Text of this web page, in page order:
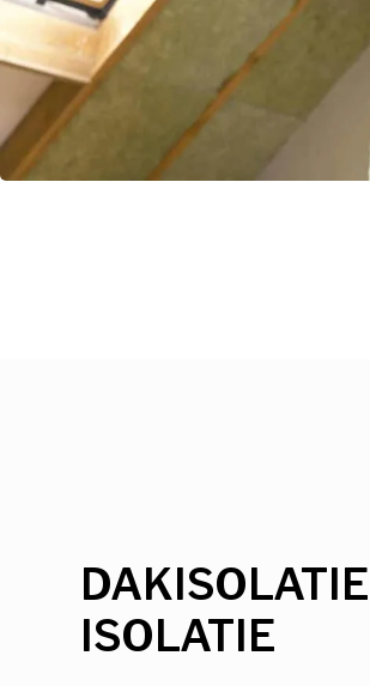
ISOLATIE